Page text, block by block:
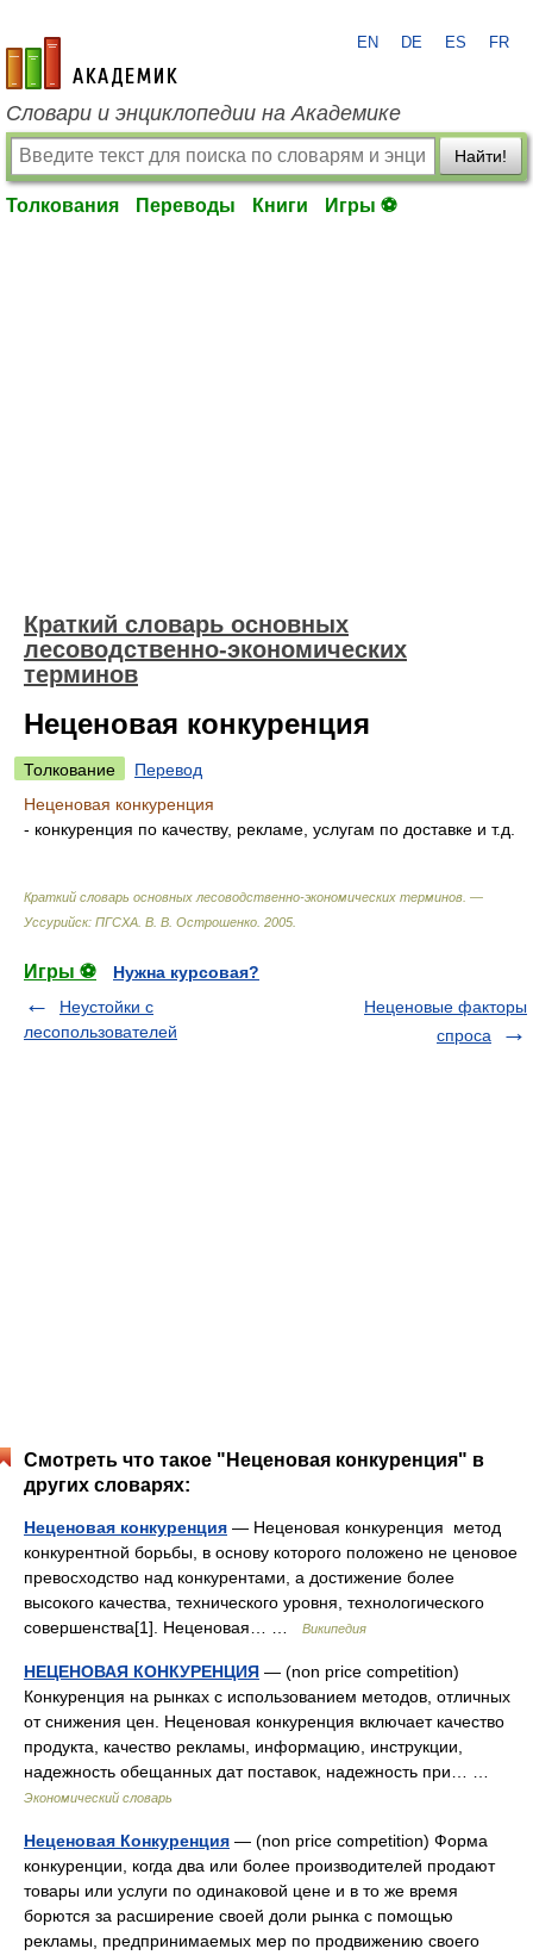
academic.ru
EN DE ES FR
Словари и энциклопедии на Академике
Найти!
Толкования Переводы Книги Игры ⚽
Краткий словарь основных
лесоводственно-экономических
терминов
Неценовая конкуренция
Толкование
Перевод
Неценовая конкуренция
- конкуренция по качеству, рекламе, услугам по доставке и т.д.
Краткий словарь основных лесоводственно-экономических терминов. —
Уссурийск: ПГСХА В. В. Острошенко 2005
Игры ⚽
Нужна курсовая?
Неустойки с
лесопользователей
Неценовые факторы
спроса
Смотреть что такое "Неценовая конкуренция" в
других словарях:
Неценовая конкуренция — Неценовая конкуренция метод
конкурентной борьбы, в основу которого положено не ценовое
превосходство над конкурентами, а достижение более
высокого качества, технического уровня, технологического
совершенства[1]. Неценовая… …
Википедия
НЕЦЕНОВАЯ КОНКУРЕНЦИЯ — (non price competition)
Конкуренция на рынках с использованием методов, отличных
от снижения цен. Неценовая конкуренция включает качество
продукта, качество рекламы, информацию, инструкции,
надежность обещанных дат поставок, надежность при… …
Экономический словарь
Неценовая Конкуренция — (non price competition) Форма
конкуренции, когда два или более производителей продают
товары или услуги по одинаковой цене и в то же время
борются за расширение своей доли рынка с помощью
рекламы, предпринимаемых мер по продвижению своего